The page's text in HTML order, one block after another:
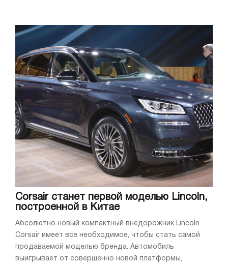
Corsair станет первой моделью Lincoln,
построенной в Китае
Абсолютно новый компактный внедорожник Lincoln
Corsair имеет все необходимое, чтобы стать самой
продаваемой моделью бренда. Автомобиль
выигрывает от совершенно новой платформы,